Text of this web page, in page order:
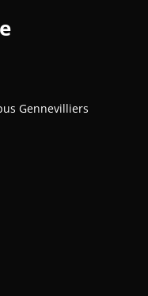
Gennevilliers